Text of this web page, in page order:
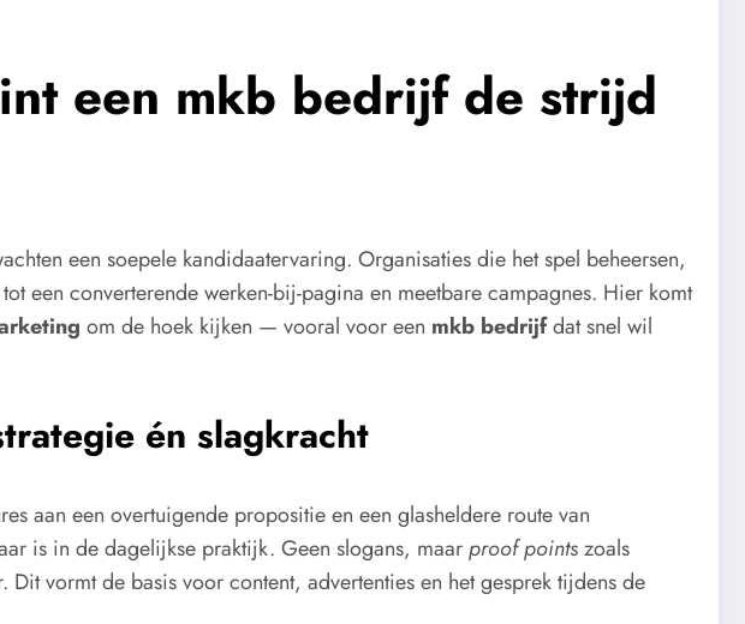
een mkb bedrijf de strijd
een soepele kandidaatervaring. Organisaties die het spel beheersen,
een converterende werken-bij-pagina en meetbare campagnes. Hier komt
om de hoek kijken — vooral voor een mkb bedrijfdat snel wil
én slagkracht
aan een overtuigende propositie en een glasheldere route van
is in de dagelijkse praktijk. Geen slogans, maarproof pointszoals
vormt de basis voor content, advertenties en het gesprek tijdens de